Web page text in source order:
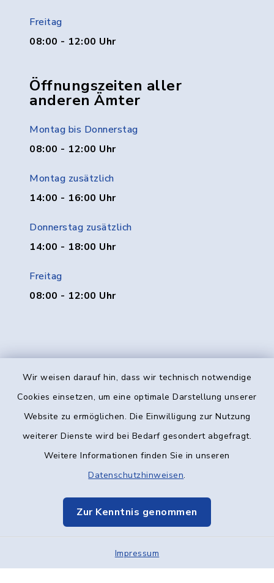
Wir weisen darauf hin, dass wir technisch notwendige
Cookies einsetzen, um eine optimale Darstellung unserer
Website zu ermöglichen. Die Einwilligung zur Nutzung
weiterer Dienste wird bei Bedarf gesondert abgefragt.
Weitere Informationen finden Sie in unseren
Datenschutzhinweisen.
Zur Kenntnis genommen
Impressum
Freitag
08:00 - 12:00 Uhr
Öffnungszeiten aller
anderen Ämter
Montag bis Donnerstag
08:00 - 12:00 Uhr
Montag zusätzlich
14:00 - 16:00 Uhr
Donnerstag zusätzlich
14:00 - 18:00 Uhr
Freitag
08:00 - 12:00 Uhr
Kontakt
Datenschutz
Elektronische Kommunikation
Sitemap